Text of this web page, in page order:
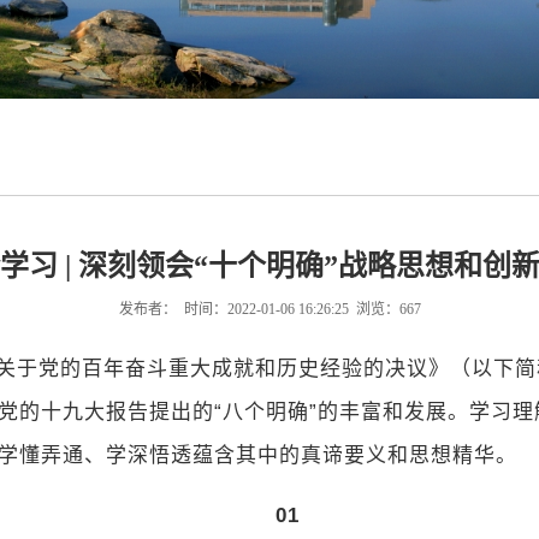
习 | 深刻领会“十个明确”战略思想和创
发布者： 时间：2022-01-06 16:26:25 浏览： 667
于党的百年奋斗重大成就和历史经验的决议》（以下
的十九大报告提出的“八个明确”的丰富和发展。学习
懂弄通、学深悟透蕴含其中的真谛要义和思想精华。
01